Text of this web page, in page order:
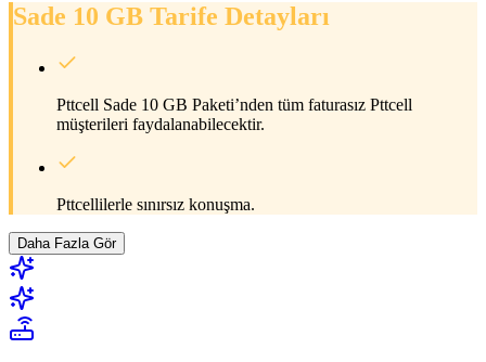
Sade 10 GB Tarife Detayları
Pttcell Sade 10 GB Paketi’nden tüm faturasız Pttcell
müşterileri faydalanabilecektir.
Pttcellilerle sınırsız konuşma.
Daha Fazla Gör